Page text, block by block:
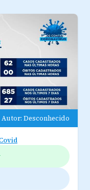
Autor: Desconhecido